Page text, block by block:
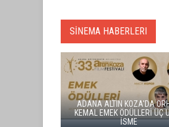
SİNEMA HABERLERI
ALTIN PORTAKAL JÜRİSİNE
ZAİM BAŞKANLIK